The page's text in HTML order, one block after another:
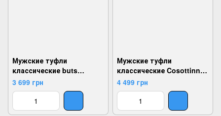
Мужские туфли
классические buts
1200448, Бежевый, 41,
2924180848703
3 699 грн
Мужские туфли
классические Cosottinni
1200053, Черный, 40,
2999860687941
4 499 грн